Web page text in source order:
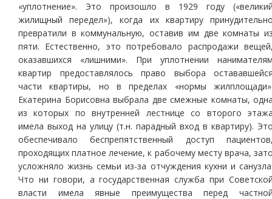
«уплотнение». Это произошло в 1929 году
жилищный передел»), когда их квартиру
превратили в коммунальную, оставив им две комнаты
пяти. Естественно, это потребовало распродажи
оказавшихся «лишними». При уплотнении
квартир предоставлялось право выбора
части квартиры, но в пределах «нормы
Екатерина Борисовна выбрала две смежные комнаты,
из которых по внутренней лестнице со второго
имела выход на улицу (т.н. парадный вход в квартиру).
обеспечивало беспрепятственный доступ
проходящих платное лечение, к рабочему месту врача,
усложняло жизнь семьи из-за отчуждения кухни и
Что ни говори, а государственная служба при
власти имела явные преимущества перед